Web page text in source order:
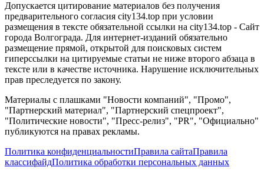
Допускается цитирование материалов без получения
предварительного согласия city134.top при условии
размещения в тексте обязательной ссылки на city134.top - Сайт
города Волгограда. Для интернет-изданий обязательно
размещение прямой, открытой для поисковых систем
гиперссылки на цитируемые статьи не ниже второго абзаца в
тексте или в качестве источника. Нарушение исключительных
прав преследуется по закону.
Материалы с плашками "Новости компаний", "Промо",
"Партнерский материал", "Партнерский спецпроект",
"Политические новости", "Пресс-релиз", "PR", "Официально"
публикуются на правах рекламы.
Политика конфиденциальностиПравила сайтаПравила
классифайдПолитика обработки персональных данных